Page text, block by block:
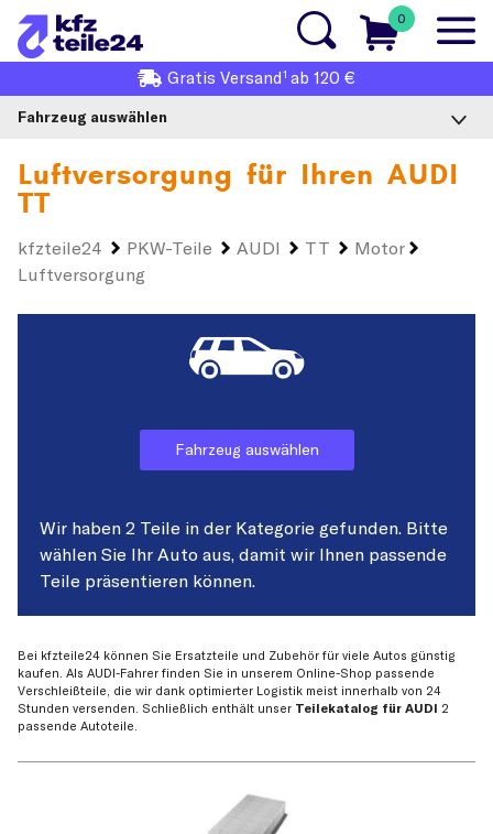
0
Gratis Versand1 ab 120 €
Fahrzeug auswählen
Luftversorgung für Ihren AUDI
TT
kfzteile24 PKW-Teile AUDI TT
Motor
Luftversorgung
Fahrzeug auswählen
Wir haben 2 Teile in der Kategorie gefunden. Bitte
wählen Sie Ihr Auto aus, damit wir Ihnen passende
Teile präsentieren können.
Bei kfzteile24 können Sie Ersatzteile und Zubehör für viele Autos günstig
kaufen. Als AUDI-Fahrer finden Sie in unserem Online-Shop passende
Verschleißteile, die wir dank optimierter Logistik meist innerhalb von 24
Stunden versenden. Schließlich enthält unser Teilekatalog für AUDI 2
passende Autoteile.